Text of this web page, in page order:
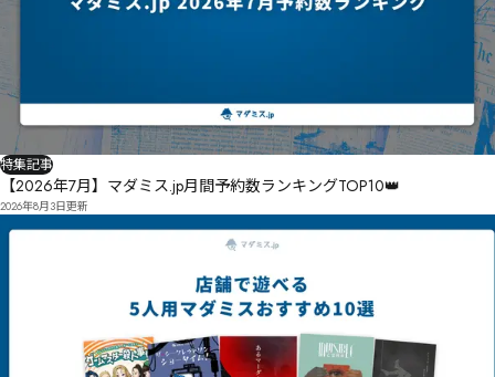
特集記事
【2026年7月】マダミス.jp月間予約数ランキングTOP10👑
2026年8月3日更新